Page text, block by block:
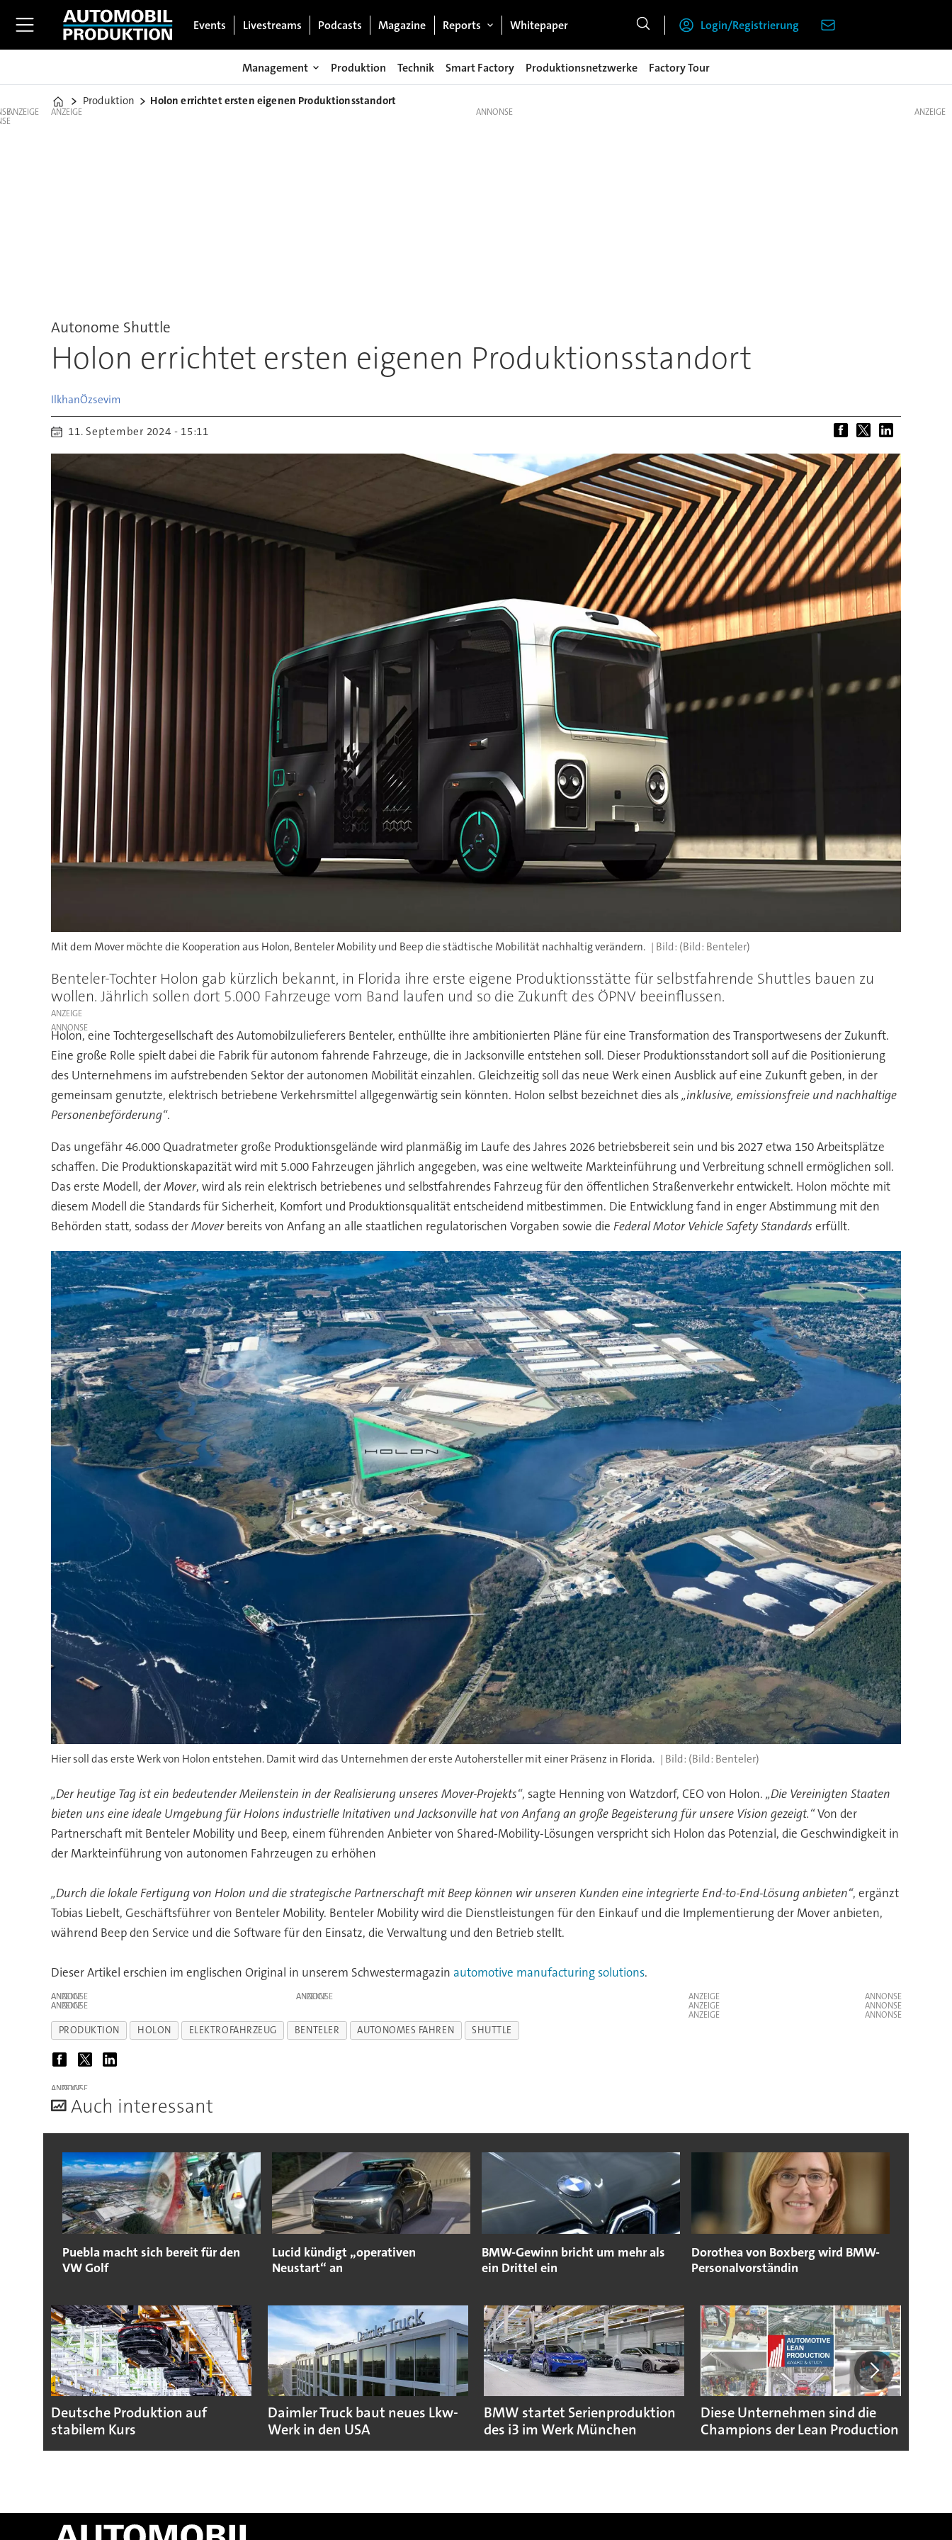
Events Livestreams Podcasts Magazine Reports Whitepaper Login/Registrierung
Management Produktion Technik Smart Factory Produktionsnetzwerke Factory Tour
Home
Produktion Holon errichtet ersten eigenen Produktionsstandort
ANZEIGE ANZEIGE
Autonome Shuttle
Holon errichtet ersten eigenen Produktionsstandort
IlkhanÖzsevim
11. September 2024 - 15:11
Mit dem Mover möchte die Kooperation aus Holon, Benteler Mobility und Beep die städtische Mobilität nachhaltig verändern. (Bild: Benteler)
Benteler-Tochter Holon gab kürzlich bekannt, in Florida ihre erste eigene Produktionsstätte für selbstfahrende Shuttles bauen zu
wollen. Jährlich sollen dort 5.000 Fahrzeuge vom Band laufen und so die Zukunft des ÖPNV beeinflussen.
ANZEIGE
Holon, eine Tochtergesellschaft des Automobilzulieferers Benteler, enthüllte ihre ambitionierten Pläne für eine Transformation des Transportwesens der Zukunft.
Eine große Rolle spielt dabei die Fabrik für autonom fahrende Fahrzeuge, die in Jacksonville entstehen soll. Dieser Produktionsstandort soll auf die Positionierung
des Unternehmens im aufstrebenden Sektor der autonomen Mobilität einzahlen. Gleichzeitig soll das neue Werk einen Ausblick auf eine Zukunft geben, in der
gemeinsam genutzte, elektrisch betriebene Verkehrsmittel allgegenwärtig sein könnten. Holon selbst bezeichnet dies als„inklusive, emissionsfreie und nachhaltige
Personenbeförderung“.
Das ungefähr 46.000 Quadratmeter große Produktionsgelände wird planmäßig im Laufe des Jahres 2026 betriebsbereit sein und bis 2027 etwa 150 Arbeitsplätze
schaffen. Die Produktionskapazität wird mit 5.000 Fahrzeugen jährlich angegeben, was eine weltweite Markteinführung und Verbreitung schnell ermöglichen soll.
Das erste Modell, derMover, wird als rein elektrisch betriebenes und selbstfahrendes Fahrzeug für den öffentlichen Straßenverkehr entwickelt. Holon möchte mit
diesem Modell die Standards für Sicherheit, Komfort und Produktionsqualität entscheidend mitbestimmen. Die Entwicklung fand in enger Abstimmung mit den
Behörden statt, sodass derMoverbereits von Anfang an alle staatlichen regulatorischen Vorgaben sowie die Federal Motor Vehicle Safety Standards erfüllt.
Hier soll das erste Werk von Holon entstehen. Damit wird das Unternehmen der erste Autohersteller mit einer Präsenz in Florida. (Bild: Benteler)
„Der heutige Tag ist ein bedeutender Meilenstein in der Realisierung unseres Mover-Projekts“, sagte Henning von Watzdorf, CEO von Holon. „Die Vereinigten Staaten
bieten uns eine ideale Umgebung für Holons industrielle Initativen und Jacksonville hat von Anfang an große Begeisterung für unsere Vision gezeigt.“Von der
Partnerschaft mit Benteler Mobility und Beep, einem führenden Anbieter von Shared-Mobility-Lösungen verspricht sich Holon das Potenzial, die Geschwindigkeit in
der Markteinführung von autonomen Fahrzeugen zu erhöhen
„Durch die lokale Fertigung von Holon und die strategische Partnerschaft mit Beep können wir unseren Kunden eine integrierte End-to-End-Lösung anbieten“, ergänzt
Tobias Liebelt, Geschäftsführer von Benteler Mobility. Benteler Mobility wird die Dienstleistungen für den Einkauf und die Implementierung der Mover anbieten,
während Beep den Service und die Software für den Einsatz, die Verwaltung und den Betrieb stellt.
Dieser Artikel erschien im englischen Original in unserem Schwestermagazin automotive manufacturing solutions.
ANZEIGE ANZEIGE
ANZEIGE
ANZEIGE
ANZEIGE
ANZEIGE
PRODUKTION HOLON ELEKTROFAHRZEUG BENTELER AUTONOMES FAHREN SHUTTLE
ANZEIGE
Auch interessant
Puebla macht sich bereit für den
VW Golf
Lucid kündigt „operativen
Neustart“ an
BMW-Gewinn bricht um mehr als
ein Drittel ein
Dorothea von Boxberg wird BMW-
Personalvorständin
Deutsche Produktion auf
stabilem Kurs
Daimler Truck baut neues Lkw-
Werk in den USA
BMW startet Serienproduktion
des i3 im Werk München
Diese Unternehmen sind die
Champions der Lean Production
ANZEIGE